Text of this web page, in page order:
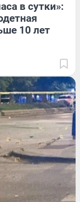
в сутки»:
10 лет